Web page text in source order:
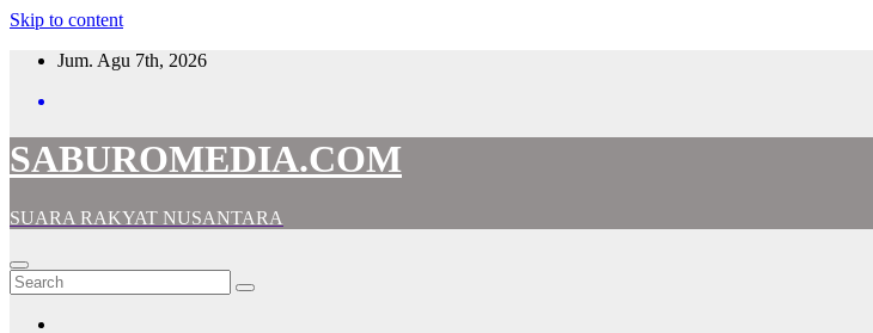
Skip to content
Jum. Agu 7th, 2026
SABUROMEDIA.COM
SUARA RAKYAT NUSANTARA